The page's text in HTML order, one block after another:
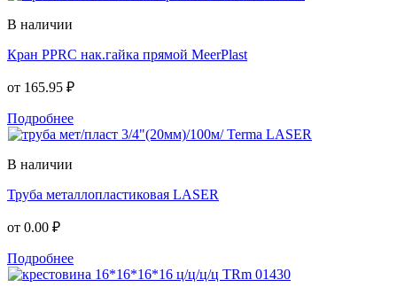
В наличии
Кран PPRC нак.гайка прямой MeerPlast
от 165.95 ₽
Подробнее
В наличии
Труба металлопластиковая LASER
от 0.00 ₽
Подробнее